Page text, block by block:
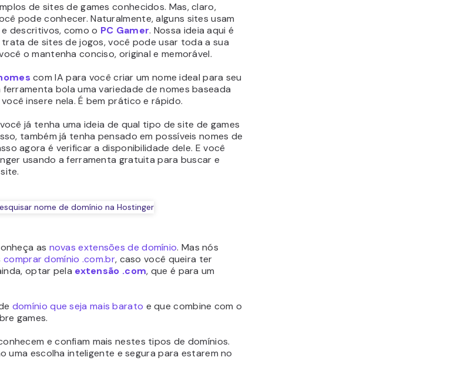
de sites de games conhecidos. Mas, claro,
pode conhecer. Naturalmente, alguns sites usam
descritivos, como o PC Gamer. Nossa ideia aqui é
de sites de jogos, você pode usar toda a sua
o mantenha conciso, original e memorável.
com IA para você criar um nome ideal para seu
bola uma variedade de nomes baseada
insere nela. É bem prático e rápido.
já tenha uma ideia de qual tipo de site de games
também já tenha pensado em possíveis nomes de
agora é verificar a disponibilidade dele. E você
usando a ferramenta gratuita para buscar e
as novas extensões de domínio. Mas nós
comprar domínio .com.br, caso você queira ter
optar pela extensão .com, que é para um
domínio que seja mais barato e que combine com o
games.
e confiam mais nestes tipos de domínios.
uma escolha inteligente e segura para estarem no